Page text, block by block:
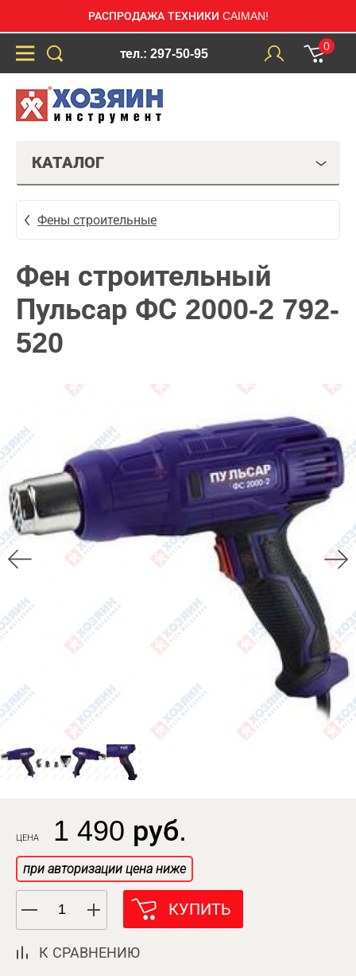
РАСПРОДАЖА ТЕХНИКИ CAIMAN!
тел.: 297-50-95
0
КАТАЛОГ
Фены строительные
Фен строительный
Пульсар ФС 2000-2 792-
520
ЦЕНА 1 490 руб.
при авторизации цена ниже
КУПИТЬ
К СРАВНЕНИЮ